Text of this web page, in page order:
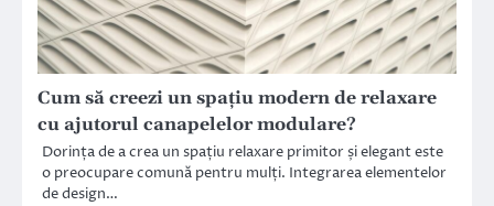
Cum să creezi un spațiu modern de relaxare
cu ajutorul canapelelor modulare?
Dorința de a crea un spațiu relaxare primitor și elegant este
o preocupare comună pentru mulți. Integrarea elementelor
de design…